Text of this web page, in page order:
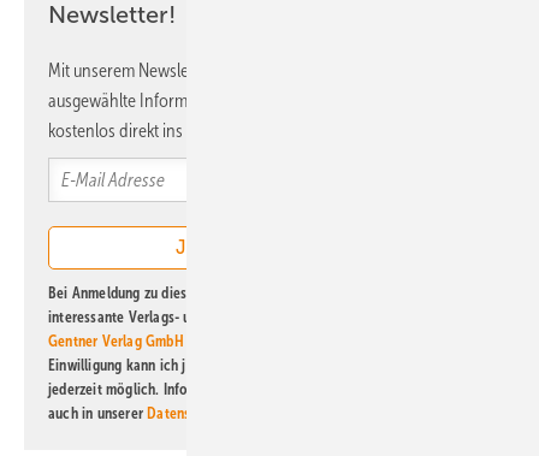
Newsletter!
Mit unserem Newsletter erhalten Sie regelmäßig von uns
ausgewählte Informationen und Neuigkeiten, gebündelt und
kostenlos direkt ins Postfach.
Bei Anmeldung zu diesem Newsletter bin ich damit einverstanden, über
interessante Verlags- und Online-Angebote
Gentner Verlag GmbH & Co. KG
Einwilligung kann ich jederzeit widerrufen und eine Abmeldung ist
jederzeit möglich. Informationen zum Umgang mit Daten finden Sie
auch in unserer Datenschutzerklärung